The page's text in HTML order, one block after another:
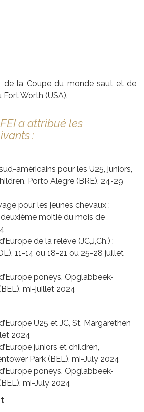
de la Coupe du monde saut et de
Worth (USA).
a attribué les
:
américains pour les U25, juniors,
Porto Alegre (BRE), 24-29
pour les jeunes chevaux :
deuxième moitié du mois de
de la relève (JC,J,Ch.) :
11-14 ou 18-21 ou 25-28 juillet
poneys, Opglabbeek-
mi-juillet 2024
U25 et JC, St. Margarethen
2024
juniors et children,
Park (BEL), mi-July 2024
poneys, Opglabbeek-
mi-July 2024